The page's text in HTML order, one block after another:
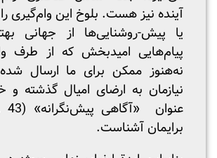
آینده نیز هست. بلوخ این وام‌گیری
یا پیش-روشنایی‌ها از جهانی
پیام‌هایی امیدبخش که از طرف
نه‌هنوز ممکن برای ما ارسال
نیازمان به ارضای امیال گذشته
برایمان آشناست.